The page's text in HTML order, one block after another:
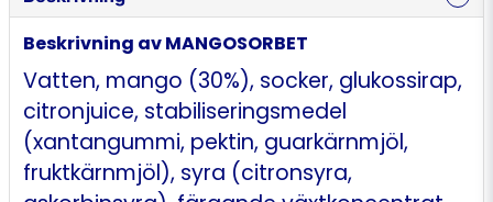
Beskrivning av MANGOSORBET
Vatten, mango (30%), socker, glukossirap,
citronjuice, stabiliseringsmedel
(xantangummi, pektin, guarkärnmjöl,
fruktkärnmjöl), syra (citronsyra,